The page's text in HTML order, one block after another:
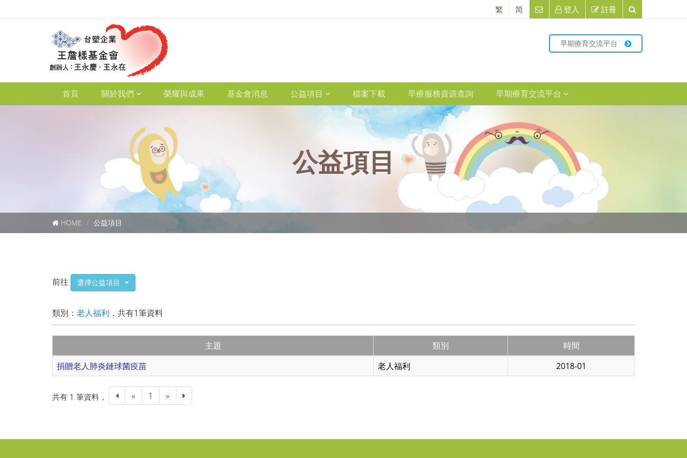
繁 简 登入 註冊
早期療育交流平台
首頁 關於我們 榮耀與成果 基金會消息 公益項目 檔案下載 早療服務資源查詢 早期療育交流平台
公益項目
HOME 公益項目
前往 選擇公益項目
類別： 老人福利 ，共有1筆資料
主題 類別
時間
捐贈老人肺炎鏈球菌疫苗
老人福利 2018-01
共有 1 筆資料， « 1 »